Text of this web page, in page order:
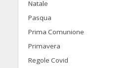
Natale
Pasqua
Prima Comunione
Primavera
Regole Covid